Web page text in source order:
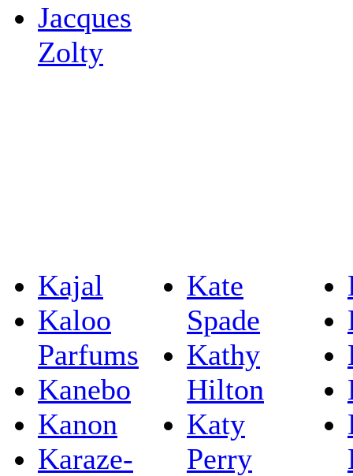
Jacques
Zolty
Kajal
Kaloo
Parfums
Kanebo
Kanon
Karaze-
Kate
Spade
Kathy
Hilton
Katy
Perry